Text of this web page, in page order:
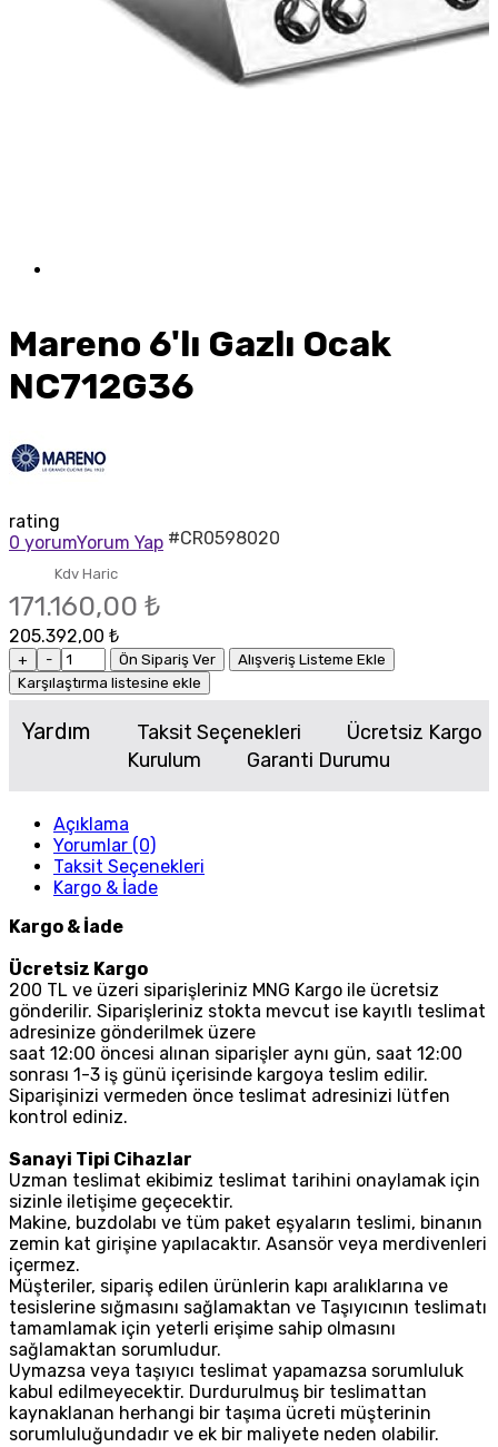
Mareno 6'lı Gazlı Ocak
NC712G36
rating
0 yorumYorum Yap #CR0598020
Kdv Haric
171.160,00 ₺
205.392,00 ₺
+ - Ön Sipariş Ver
Alışveriş Listeme Ekle
Karşılaştırma listesine ekle
Yardım Taksit Seçenekleri
Ücretsiz Kargo
Kurulum
Garanti Durumu
Açıklama
Yorumlar (0)
Taksit Seçenekleri
Kargo & İade
Kargo & İade
Ücretsiz Kargo
200 TL ve üzeri siparişleriniz MNG Kargo ile ücretsiz
gönderilir. Siparişleriniz stokta mevcut ise kayıtlı teslimat
adresinize gönderilmek üzere
saat 12:00 öncesi alınan siparişler aynı gün, saat 12:00
sonrası 1-3 iş günü içerisinde kargoya teslim edilir.
Siparişinizi vermeden önce teslimat adresinizi lütfen
kontrol ediniz.
Sanayi Tipi Cihazlar
Uzman teslimat ekibimiz teslimat tarihini onaylamak için
sizinle iletişime geçecektir.
Makine, buzdolabı ve tüm paket eşyaların teslimi, binanın
zemin kat girişine yapılacaktır. Asansör veya merdivenleri
içermez.
Müşteriler, sipariş edilen ürünlerin kapı aralıklarına ve
tesislerine sığmasını sağlamaktan ve Taşıyıcının teslimatı
tamamlamak için yeterli erişime sahip olmasını
sağlamaktan sorumludur.
Uymazsa veya taşıyıcı teslimat yapamazsa sorumluluk
kabul edilmeyecektir. Durdurulmuş bir teslimattan
kaynaklanan herhangi bir taşıma ücreti müşterinin
sorumluluğundadır ve ek bir maliyete neden olabilir.